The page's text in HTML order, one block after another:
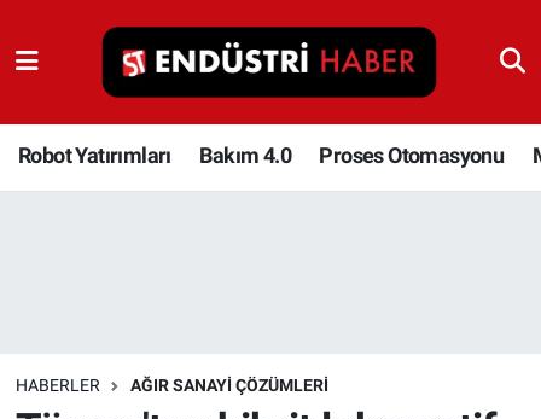
Robot Yatırımları Bakım 4.0 Proses Otomasyonu
HABERLER AĞIR SANAYI ÇÖZÜMLERI
Robot Yatırımları
Bakım 4.0
Depolama Çözümleri